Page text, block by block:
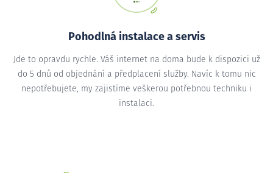
Pohodlná instalace a servis
Jde to opravdu rychle. Váš internet na doma bude k dispozici už
do 5 dnů od objednání a předplacení služby. Navíc k tomu nic
nepotřebujete, my zajistíme veškerou potřebnou techniku i
instalaci.